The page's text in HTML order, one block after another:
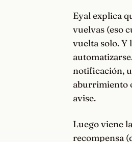
Eyal explica
vuelvas (eso
vuelta solo. Y
notificación,
aburrimiento
avise.
Luego viene
recompensa